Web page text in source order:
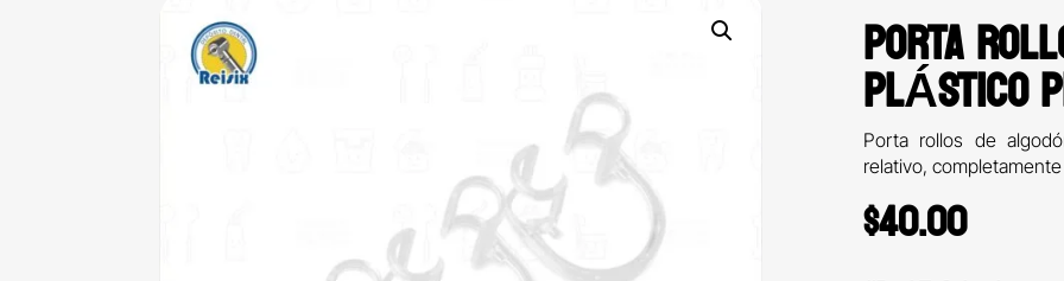
PORTA
PLÁSTICO
Porta rollos de
relativo,
$40.00